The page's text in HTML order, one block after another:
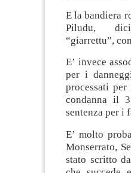
E la bandiera
Piludu,
“giarrettu”,
E’ invece
per i
processati
condanna il
sentenza per i
E’ molto
Monserrato,
stato scritto